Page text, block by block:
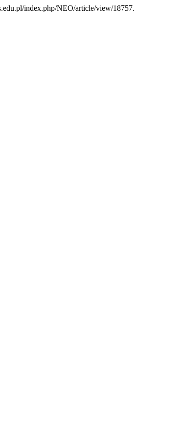
index.php/NEO/article/view/18757.